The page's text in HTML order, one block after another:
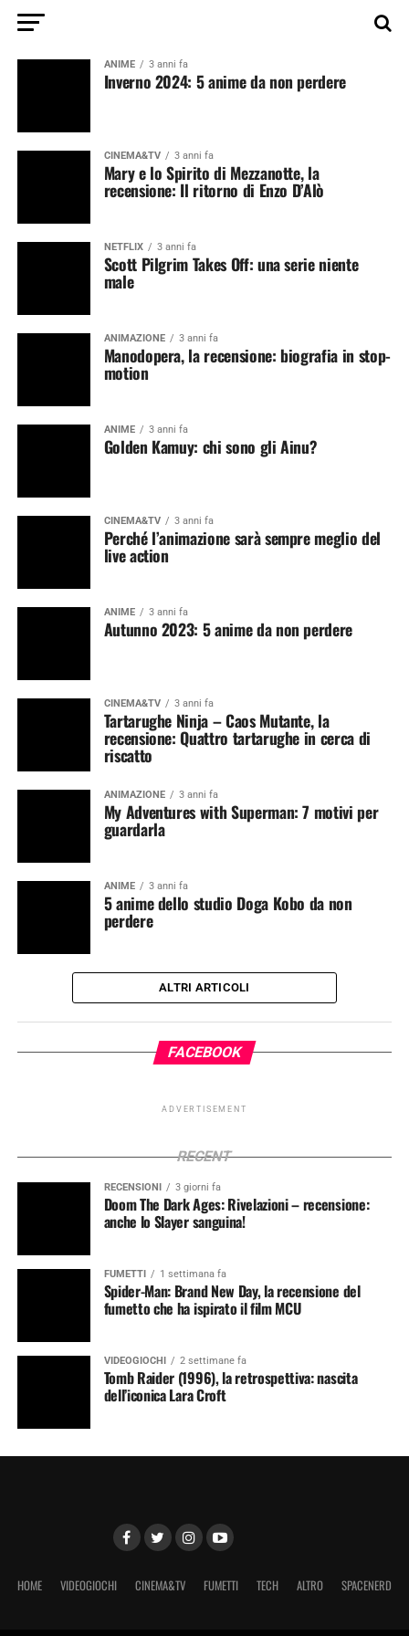
ANIME 3 anni fa
Inverno 2024: 5 anime da non perdere
CINEMA&TV 3 anni fa
Mary e lo Spirito di Mezzanotte, la
recensione: Il ritorno di Enzo D’Alò
NETFLIX 3 anni fa
Scott Pilgrim Takes Off: una serie niente
male
ANIMAZIONE 3 anni fa
Manodopera, la recensione: biografia in stop-
motion
ANIME 3 anni fa
Golden Kamuy: chi sono gli Ainu?
CINEMA&TV 3 anni fa
Perché l’animazione sarà sempre meglio del
live action
ANIME 3 anni fa
Autunno 2023: 5 anime da non perdere
CINEMA&TV 3 anni fa
Tartarughe Ninja – Caos Mutante, la
recensione: Quattro tartarughe in cerca di
riscatto
ANIMAZIONE 3 anni fa
My Adventures with Superman: 7 motivi per
guardarla
ANIME 3 anni fa
5 anime dello studio Doga Kobo da non
perdere
ALTRI ARTICOLI
FACEBOOK
ADVERTISEMENT
RECENT
RECENSIONI 3 giorni fa
Doom The Dark Ages: Rivelazioni – recensione:
anche lo Slayer sanguina!
FUMETTI 1 settimana fa
Spider-Man: Brand New Day, la recensione del
fumetto che ha ispirato il film MCU
VIDEOGIOCHI 2 settimane fa
Tomb Raider (1996), la retrospettiva: nascita
dell’iconica Lara Croft
HOME VIDEOGIOCHI CINEMA&TV FUMETTI TECH ALTRO SPACENERD